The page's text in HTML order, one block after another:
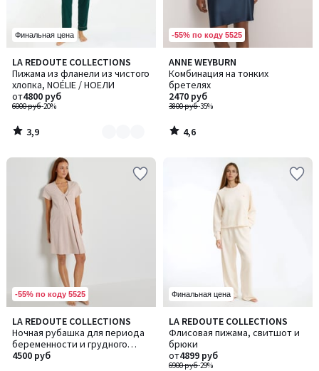
Финальная цена
LA REDOUTE COLLECTIONS
Пижама из фланели из чистого
хлопка, NOÉLIE / НОЕЛИ
6000 руб-20%
от4800 руб
3,9
/ 5
Количество
цветов:
2
3,9
/
-55% по коду 5525
ANNE WEYBURN
Комбинация на тонких
бретелях
3800 руб-35%
2470 руб
4,6
/ 5
4,6
/
-55% по коду 5525
LA REDOUTE COLLECTIONS
Ночная рубашка для периода
беременности и грудного
вскармливания
4500 руб
4,2
/ 5
Финальная цена
LA REDOUTE COLLECTIONS
Флисовая пижама, свитшот и
брюки
6900 руб-29%
от4899 руб
3,6
/ 5
Количество
цветов:
2